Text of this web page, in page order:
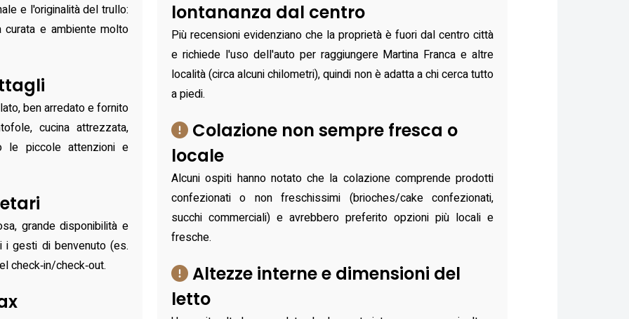
e l'originalità del trullo:
e ambiente molto
ben arredato e fornito
cucina attrezzata,
le piccole attenzioni e
grande disponibilità e
i gesti di benvenuto (es.
check‑in/check‑out.
lontananza dal centro
Più recensioni evidenziano che la proprietà è fuori dal centro città
e richiede l'uso dell'auto per raggiungere Martina Franca e altre
località (circa alcuni chilometri), quindi non è adatta a chi cerca tutto
a piedi.
Colazione non sempre fresca o
locale
Alcuni ospiti hanno notato che la colazione comprende prodotti
confezionati o non freschissimi (brioches/cake confezionati,
succhi commerciali) e avrebbero preferito opzioni più locali e
fresche.
Altezze interne e dimensioni del
letto